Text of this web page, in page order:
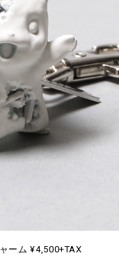
ーム ¥4,500+TAX